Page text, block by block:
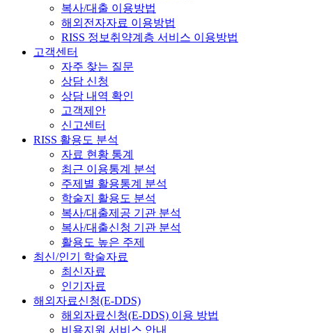
복사/대출 이용방법
해외전자자료 이용방법
RISS 정보취약계층 서비스 이용방법
고객센터
자주 찾는 질문
상담 신청
상담 내역 확인
고객제안
신고센터
RISS 활용도 분석
자료 현황 통계
최근 이용통계 분석
주제별 활용통계 분석
학술지 활용도 분석
복사/대출제공 기관 분석
복사/대출신청 기관 분석
활용도 높은 주제
최신/인기 학술자료
최신자료
인기자료
해외자료신청(E-DDS)
해외자료신청(E-DDS) 이용 방법
비용지원 서비스 안내